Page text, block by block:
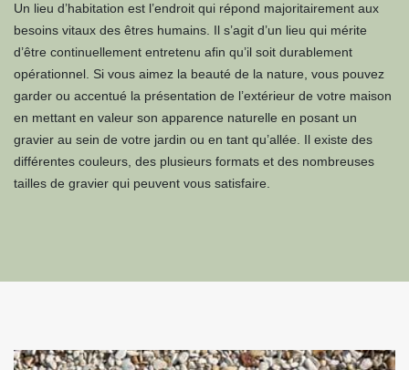
Un lieu d’habitation est l’endroit qui répond majoritairement aux
besoins vitaux des êtres humains. Il s’agit d’un lieu qui mérite
d’être continuellement entretenu afin qu’il soit durablement
opérationnel. Si vous aimez la beauté de la nature, vous pouvez
garder ou accentué la présentation de l’extérieur de votre maison
en mettant en valeur son apparence naturelle en posant un
gravier au sein de votre jardin ou en tant qu’allée. Il existe des
différentes couleurs, des plusieurs formats et des nombreuses
tailles de gravier qui peuvent vous satisfaire.